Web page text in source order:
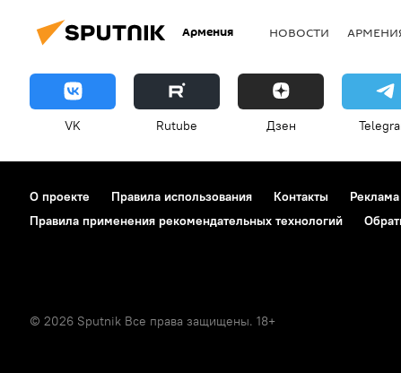
Армения НОВОСТИ
VK Rutube Дзен
О проекте Правила использования Контакты Реклама
Правила применения рекомендательных технологий
© 2026 Sputnik Все права защищены. 18+